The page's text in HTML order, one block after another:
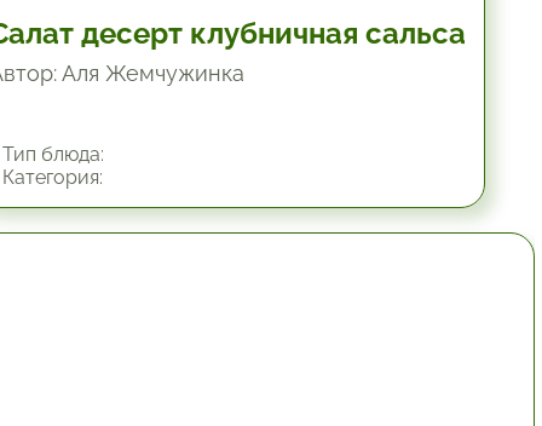
десерт клубничная сальса
Аля Жемчужинка
блюда: